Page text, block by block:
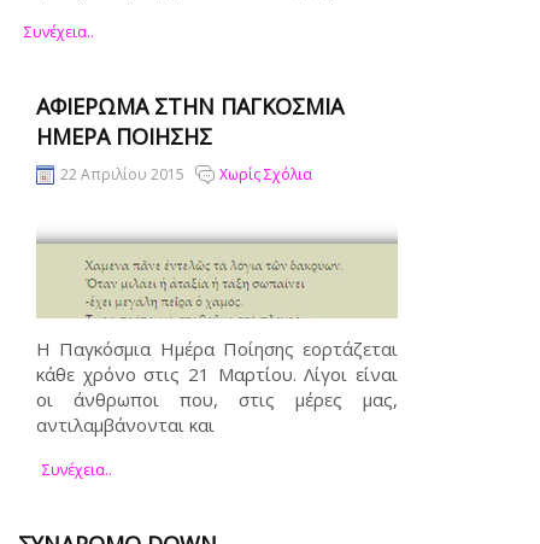
Συνέχεια..
ΑΦΙΈΡΩΜΑ ΣΤΗΝ ΠΑΓΚΌΣΜΙΑ
ΗΜΈΡΑ ΠΟΊΗΣΗΣ
22 Απριλίου 2015 Χωρίς Σχόλια
Η Παγκόσμια Ημέρα Ποίησης εορτάζεται
κάθε χρόνο στις 21 Μαρτίου. Λίγοι είναι
οι άνθρωποι που, στις μέρες μας,
αντιλαμβάνονται και
Συνέχεια..